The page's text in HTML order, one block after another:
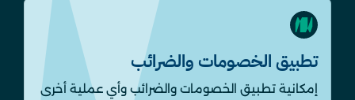
تطبيق الخصومات والضرائب
إمكانية تطبيق الخصومات والضرائب وأي عملية أخرى